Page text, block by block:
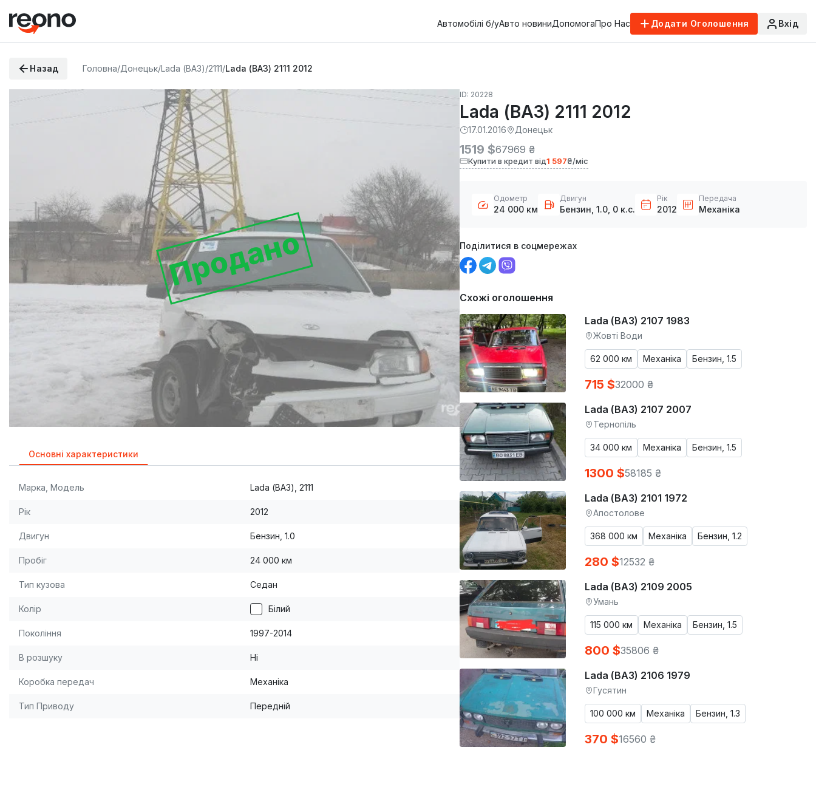
Автомобілі б/уАвто новиниДопомогаПро Нас Додати Оголошення Вхід
Назад Головна/Донецьк/Lada (ВАЗ)/2111/Lada (ВАЗ) 2111 2012
Продано
Основні характеристики
Марка, Модель Lada (ВАЗ), 2111
Рік 2012
Двигун Бензин, 1.0
Пробіг 24 000 км
Тип кузова Седан
Колір Білий
Покоління 1997-2014
В розшуку Ні
Коробка передач Механіка
Тип Приводу Передній
ID: 20228
Lada (ВАЗ) 2111 2012
17.01.2016 Донецьк
1519 $67969 ₴
Купити в кредит від1 597₴/міс
Одометр
24 000 км
Двигун
Бензин, 1.0, 0 к.с.
Рік
2012
Передача
Механіка
Поділитися в соцмережах
Схожі оголошення
Lada (ВАЗ) 2107 1983
Жовті Води
62 000 км Механіка Бензин, 1.5
715 $32000 ₴
Lada (ВАЗ) 2107 2007
Тернопіль
34 000 км Механіка Бензин, 1.5
1300 $58185 ₴
Lada (ВАЗ) 2101 1972
Апостолове
368 000 км Механіка Бензин, 1.2
280 $12532 ₴
Lada (ВАЗ) 2109 2005
Умань
115 000 км Механіка Бензин, 1.5
800 $35806 ₴
Lada (ВАЗ) 2106 1979
Гусятин
100 000 км Механіка Бензин, 1.3
370 $16560 ₴